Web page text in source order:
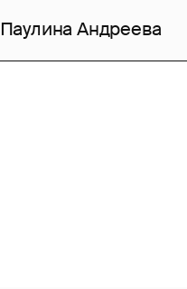
Паулина Андреева